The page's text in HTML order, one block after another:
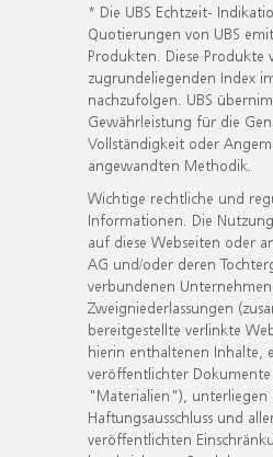
* Die UBS Echtzeit-
Quotierungen von UBS
Produkten. Diese Produkte
zugrundeliegenden Index
nachzufolgen. UBS
Gewährleistung für die
Vollständigkeit oder
angewandten Methodik.
Wichtige rechtliche und
Informationen. Die
auf diese Webseiten oder
AG und/oder deren
verbundenen
Zweigniederlassungen
bereitgestellte verlinkte
hierin enthaltenen Inhalte,
veröffentlichter Dokumente
"Materialien"), unterliegen
Haftungsausschluss und
veröffentlichten